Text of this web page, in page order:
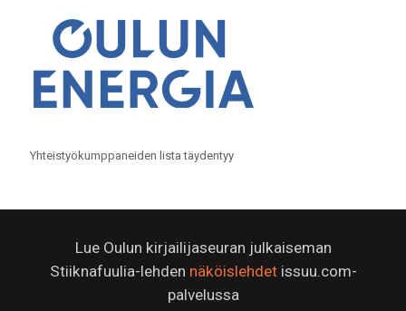
Yhteistyökumppaneiden lista täydentyy
Lue Oulun kirjailijaseuran julkaiseman
Stiiknafuulia-lehden näköislehdetissuu.com-
palvelussa